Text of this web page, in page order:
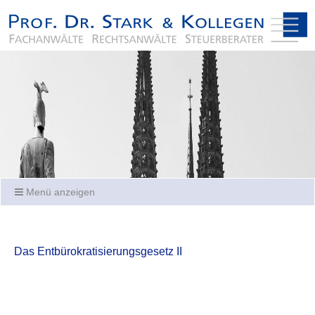
Menü anzeigen
Das Entbürokratisierungsgesetz II